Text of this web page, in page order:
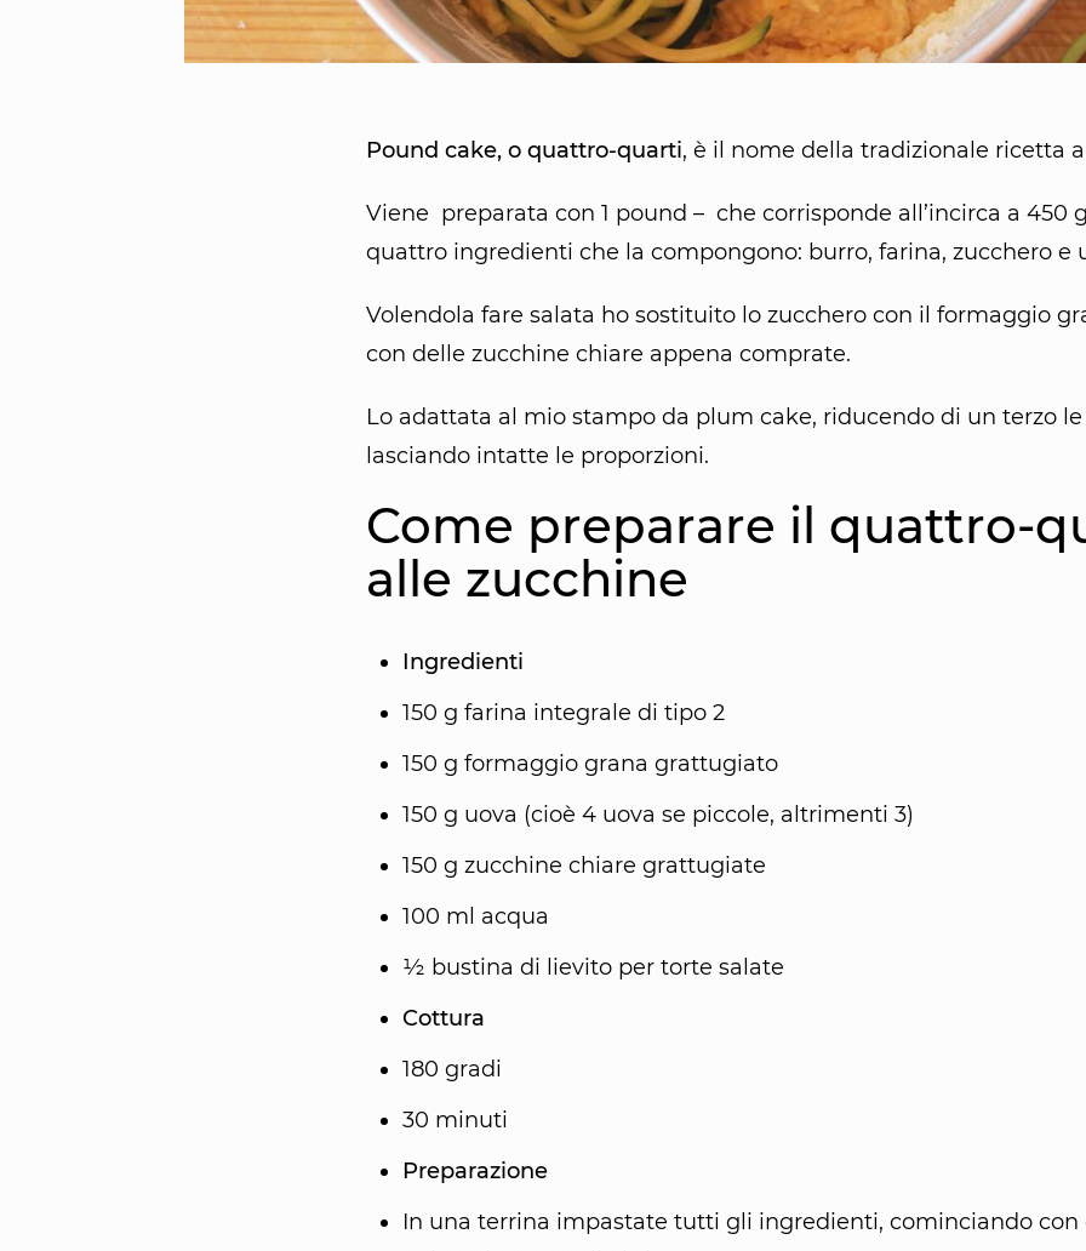
Pound cake, o quattro-quarti, è il nome della tradizionale ricetta
Viene preparata con 1 pound – che corrisponde all’incirca a 450
quattro ingredienti che la compongono: burro, farina, zucchero e
Volendola fare salata ho sostituito lo zucchero con il formaggio
con delle zucchine chiare appena comprate.
Lo adattata al mio stampo da plum cake, riducendo di un terzo
lasciando intatte le proporzioni.
Come preparare il quattro-
alle zucchine
Ingredienti
150 g farina integrale di tipo 2
150 g formaggio grana grattugiato
150 g uova (cioè 4 uova se piccole, altrimenti 3)
150 g zucchine chiare grattugiate
100 ml acqua
½ bustina di lievito per torte salate
Cottura
180 gradi
30 minuti
Preparazione
In una terrina impastate tutti gli ingredienti, cominciando con